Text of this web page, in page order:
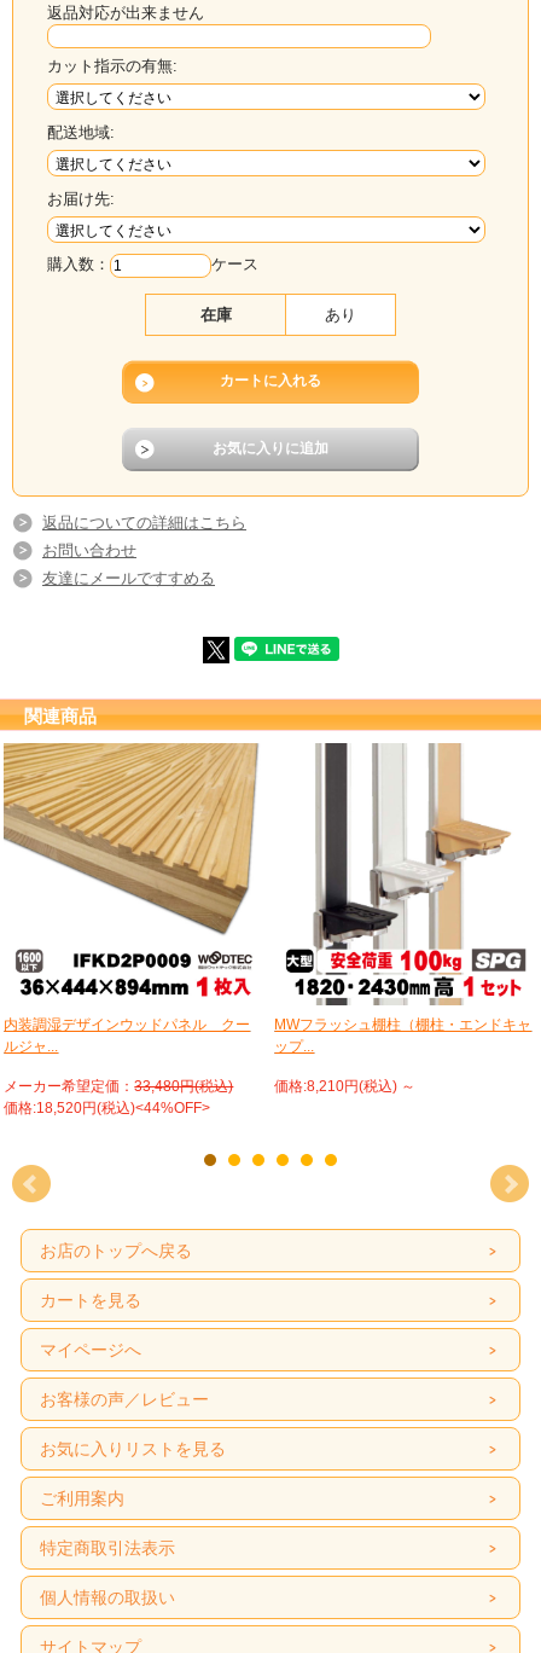
返品対応が出来ません
カット指示の有無:
配送地域:
お届け先:
購入数： ケース
在庫 あり
返品についての詳細はこちら
お問い合わせ
友達にメールですすめる
関連商品
内装調湿デザインウッドパネル クー
ルジャ...
メーカー希望定価：33,480円(税込)
価格:18,520円(税込)<44%OFF>
MWフラッシュ棚柱（棚柱・エンドキャ
ップ...
価格:8,210円(税込) ～
お店のトップへ戻る
カートを見る
マイページへ
お客様の声／レビュー
お気に入りリストを見る
ご利用案内
特定商取引法表示
個人情報の取扱い
サイトマップ